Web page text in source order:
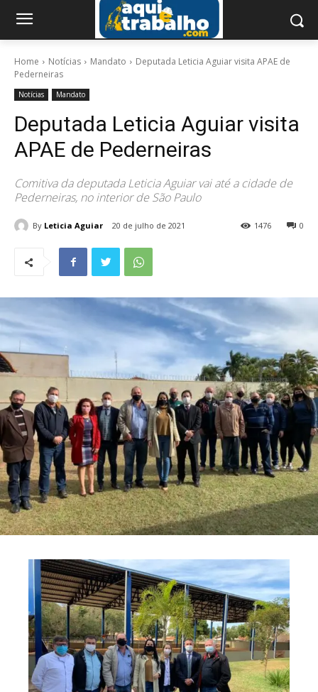
Home Notícias Mandato
Deputada Leticia Aguiar visita APAE de
Pederneiras
Notícias Mandato
Deputada Leticia Aguiar visita
APAE de Pederneiras
Comitiva da deputada Leticia Aguiar vai até a cidade de
Pederneiras, no interior de São Paulo
By Leticia Aguiar 20 de julho de 2021 0
1476